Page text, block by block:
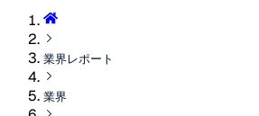
業界レポート
業界